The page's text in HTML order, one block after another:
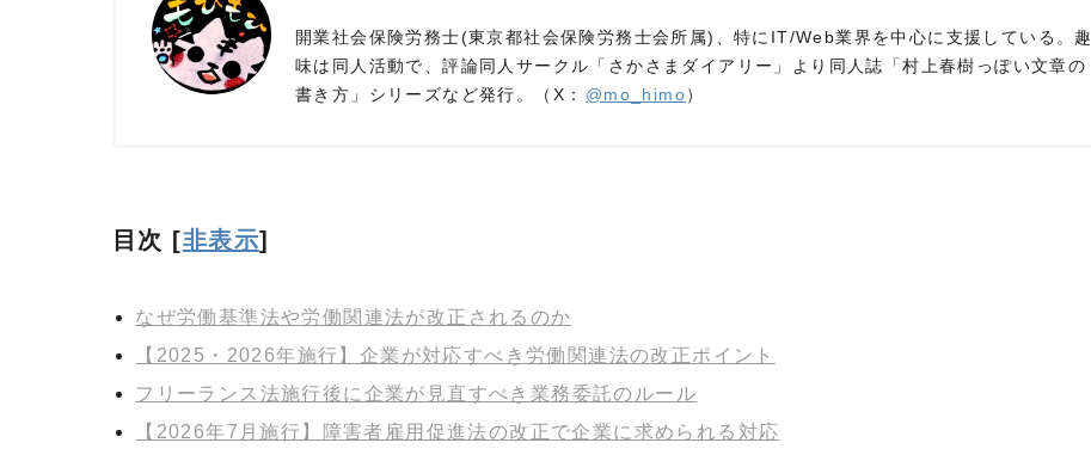
開業社会保険労務士(東京都社会保険労務士会所属)、特にIT/Web業界を中心に支援している。趣
味は同人活動で、評論同人サークル「さかさまダイアリー」より同人誌「村上春樹っぽい文章の
書き方」シリーズなど発行。（X：
@mo_himo）
目次 [非表示]
なぜ労働基準法や労働関連法が改正されるのか
【2025・2026年施行】企業が対応すべき労働関連法の改正ポイント
フリーランス法施行後に企業が見直すべき業務委託のルール
【2026年7月施行】障害者雇用促進法の改正で企業に求められる対応